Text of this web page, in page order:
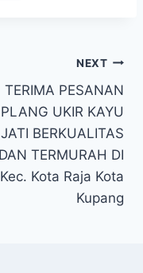
NEXT
TERIMA PESANAN
UKIR KAYU
JATI BERKUALITAS
DAN TERMURAH DI
Kec. Kota Raja Kota
Kupang